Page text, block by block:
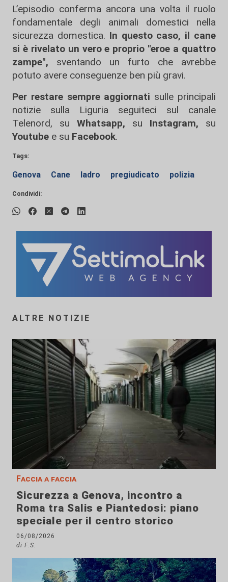
L’episodio conferma ancora una volta il ruolo
fondamentale degli animali domestici nella
sicurezza domestica. In questo caso, il cane
si è rivelato un vero e proprio "eroe a quattro
zampe", sventando un furto che avrebbe
potuto avere conseguenze ben più gravi.
Per restare sempre aggiornati sulle principali
notizie sulla Liguria seguiteci sul canale
Telenord, su
Whatsapp, su Instagram, su
Youtube e su Facebook.
Tags:
Genova Cane ladro pregiudicato polizia
Condividi:
ALTRE NOTIZIE
Faccia a faccia
Sicurezza a Genova, incontro a
Roma tra Salis e Piantedosi: piano
speciale per il centro storico
06/08/2026
di F.S.